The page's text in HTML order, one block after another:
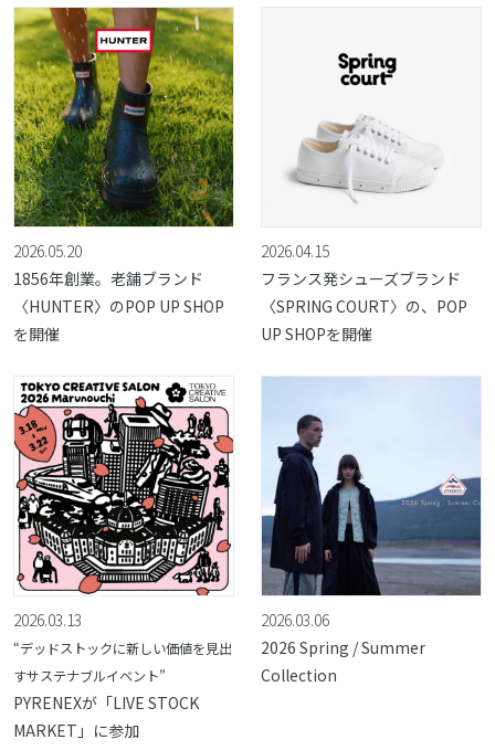
2026.05.20
1856年創業。老舗ブランド
〈HUNTER〉のPOP UP SHOP
を開催
2026.04.15
フランス発シューズブランド
〈SPRING COURT〉の、POP
UP SHOPを開催
2026.03.13
“デッドストックに新しい価値を見出
すサステナブルイベント”
PYRENEXが「LIVE STOCK
MARKET」に参加
2026.03.06
2026 Spring / Summer
Collection